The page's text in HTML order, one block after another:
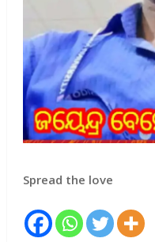
Spread the love